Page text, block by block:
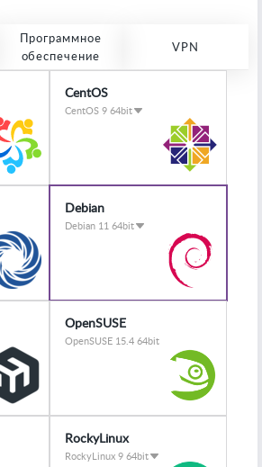
Программное
обеспечение
VPN
CentOS
CentOS 9 64bit
Debian
Debian 11 64bit
OpenSUSE
OpenSUSE 15.4 64bit
RockyLinux
RockyLinux 9 64bit